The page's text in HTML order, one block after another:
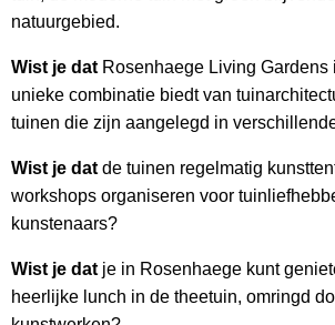
natuurgebied.
Wist je dat Rosenhaege Living Gardens
unieke combinatie biedt van
tuinen die zijn aangelegd in
Wist je dat de tuinen regelmatig
workshops organiseren voor
kunstenaars?
Wist je dat je in Rosenhaege kunt
heerlijke lunch in de theetuin, omringd